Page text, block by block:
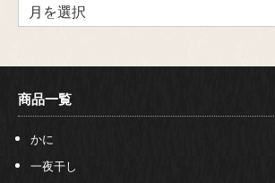
商品一覧
かに
一夜干し